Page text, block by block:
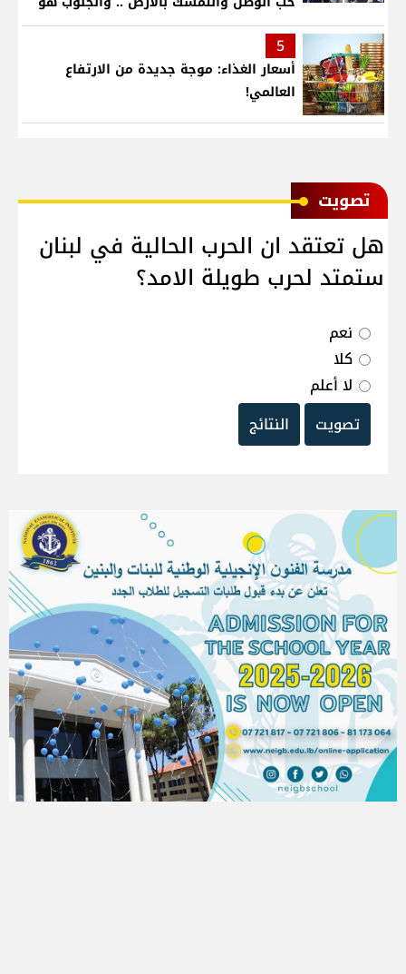
عزة وكرامة لبنان
5
أسعار الغذاء: موجة جديدة من الارتفاع
العالمي!
ﺗﺼﻮﻳﺖ
هل تعتقد ان الحرب الحالية في لبنان
ستمتد لحرب طويلة الامد؟
نعم
كلا
لا أعلم
تصويت
النتائج